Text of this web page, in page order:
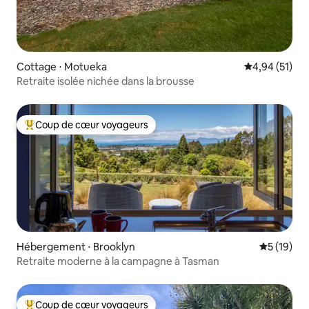
Cottage ⋅ Motueka Évaluation
4,94 (51)
Retraite isolée nichée dans la brousse
Coups de cœur voyageurs les plus appréciés
Coup de cœur voyageurs
Hébergement ⋅ Brooklyn
5 (19)
Retraite moderne à la campagne à Tasman
Coup de cœur voyageurs